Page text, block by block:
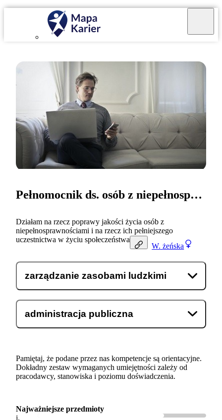
W. żeńska
Pełnomocnik ds. osób z niepełnosprawnościami
Działam na rzecz poprawy jakości życia osób z
niepełnosprawnościami i na rzecz ich pełniejszego
uczestnictwa w życiu społeczeństwa.
zarządzanie zasobami ludzkimi
administracja publiczna
Pamiętaj, że podane przez nas kompetencje są orientacyjne.
Dokładny zestaw wymaganych umiejętności zależy od
pracodawcy, stanowiska i poziomu doświadczenia.
Najważniejsze przedmioty
j.